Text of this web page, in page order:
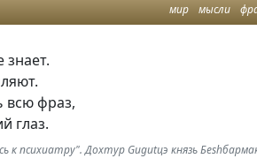
мир мысли
всю фраз,
глаз.
психиатру". Дохтур Gugutцэ князь